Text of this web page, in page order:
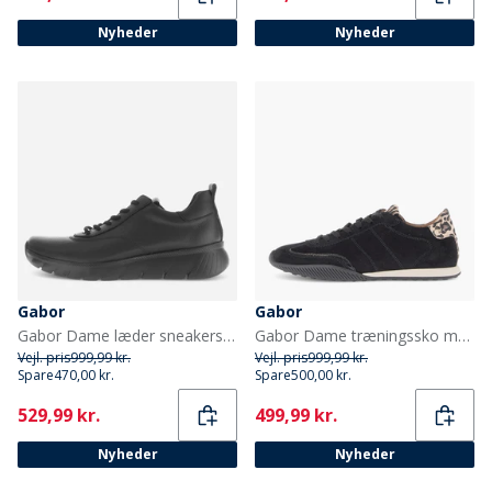
Nyheder Nyheder
Gabor
Gabor Dame læder sneakers Sort
Vejl. pris999,99 kr.
Spare470,00 kr.
Current
529,99 kr.
Nyheder
Gabor
Gabor Dame træningssko med lav profil Sort
Vejl. pris999,99 kr.
Spare500,00 kr.
Current
499,99 kr.
Nyheder